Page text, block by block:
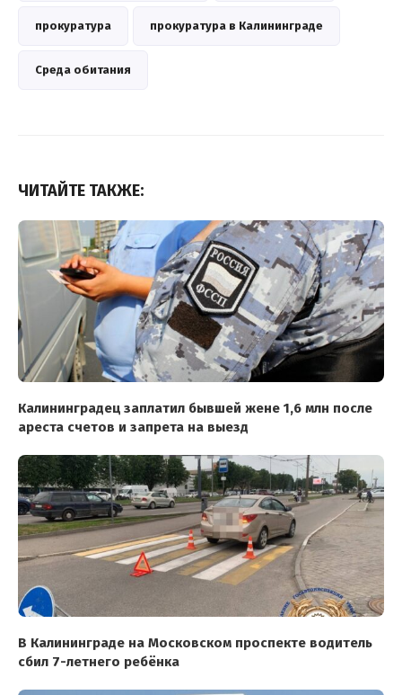
прокуратура прокуратура в Калининграде
Среда обитания
ЧИТАЙТЕ ТАКЖЕ:
Калининградец заплатил бывшей жене 1,6 млн после
ареста счетов и запрета на выезд
В Калининграде на Московском проспекте водитель
сбил 7-летнего ребёнка